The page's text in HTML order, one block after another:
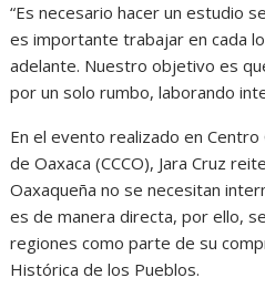
“Es necesario hacer un estudio
es importante trabajar en cada
adelante. Nuestro objetivo es
por un solo rumbo, laborando
En el evento realizado en Centro
de Oaxaca (CCCO), Jara Cruz
Oaxaqueña no se necesitan
es de manera directa, por ello,
regiones como parte de su
Histórica de los Pueblos.